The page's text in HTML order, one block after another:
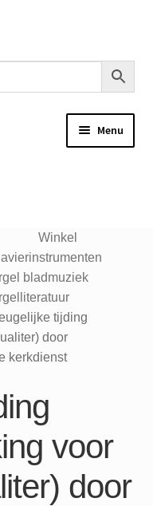
Menu
Winkel
bladmuziek
tijding
door
kerkdienst
voor
door